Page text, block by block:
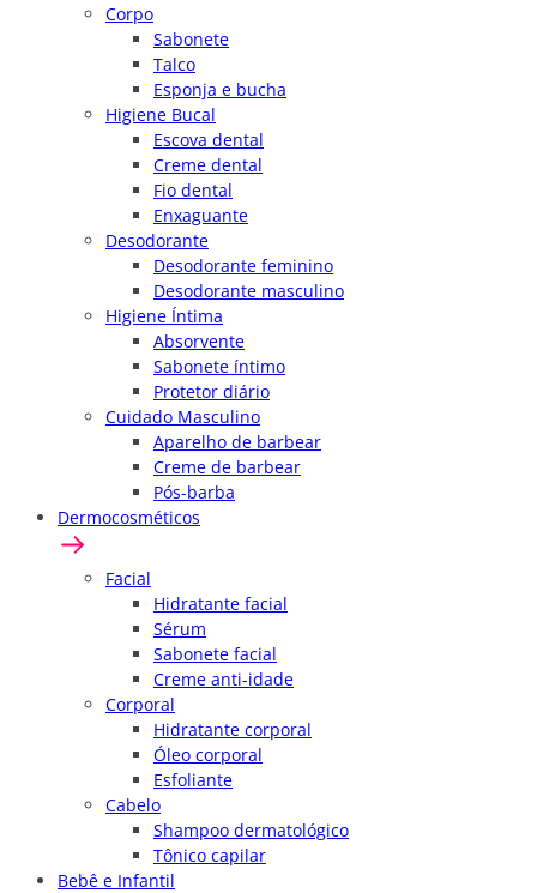
Corpo
Sabonete
Talco
Esponja e bucha
Higiene Bucal
Escova dental
Creme dental
Fio dental
Enxaguante
Desodorante
Desodorante feminino
Desodorante masculino
Higiene Íntima
Absorvente
Sabonete íntimo
Protetor diário
Cuidado Masculino
Aparelho de barbear
Creme de barbear
Pós-barba
Dermocosméticos
Facial
Hidratante facial
Sérum
Sabonete facial
Creme anti-idade
Corporal
Hidratante corporal
Óleo corporal
Esfoliante
Cabelo
Shampoo dermatológico
Tônico capilar
Bebê e Infantil